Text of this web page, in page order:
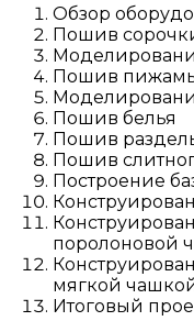
Обзор
Пошив
Пошив
Пошив белья
Пошив
Пошив
Построение
поролоновой
мягкой
Итоговый